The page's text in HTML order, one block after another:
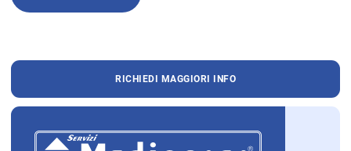
RICHIEDI MAGGIORI INFO